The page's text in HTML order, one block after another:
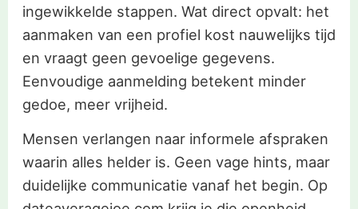
ingewikkelde stappen. Wat direct opvalt: het
aanmaken van een profiel kost nauwelijks tijd
en vraagt geen gevoelige gegevens.
Eenvoudige aanmelding betekent minder
gedoe, meer vrijheid.
Mensen verlangen naar informele afspraken
waarin alles helder is. Geen vage hints, maar
duidelijke communicatie vanaf het begin. Op